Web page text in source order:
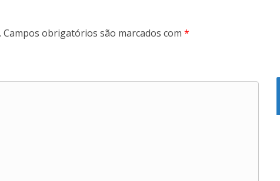
Campos obrigatórios são marcados com *